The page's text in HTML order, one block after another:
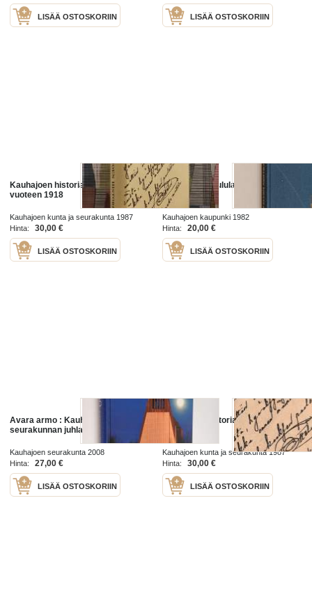
LISÄÄ OSTOSKORIIN LISÄÄ OSTOSKORIIN
Kauhajoen historia : esihistoriasta
vuoteen 1918
Kauhajoen kunta ja seurakunta 1987
Hinta:
30,00 €
LISÄÄ OSTOSKORIIN
Kauhajoen koululaitos 1882-1982
Kauhajoen kaupunki 1982
Hinta:
20,00 €
LISÄÄ OSTOSKORIIN
Avara armo : Kauhajoen
seurakunnan juhlakirja
Kauhajoen seurakunta 2008
Hinta:
27,00 €
LISÄÄ OSTOSKORIIN
Kauhajoen historia Esihistoriasta
vuoteen 1918
Kauhajoen kunta ja seurakunta 1987
Hinta:
30,00 €
LISÄÄ OSTOSKORIIN